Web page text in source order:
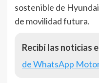
sostenible de
de movilidad futura.
Recibí las noticias
de WhatsApp